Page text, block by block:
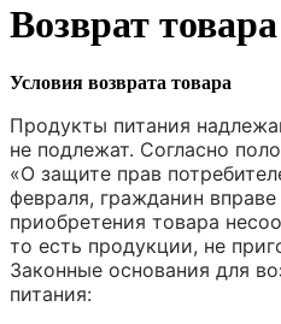
Возврат товара
Условия возврата товара
Продукты питания
не подлежат. Согласно
«О защите прав
февраля, гражданин вправе
приобретения товара
то есть продукции, не
Законные основания для
питания: